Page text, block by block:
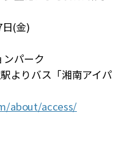
日(金)
パーク
よりバス「湘南アイパ
about/access/